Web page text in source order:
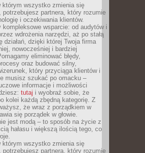
którym wszystko zmienia się
potrzebujesz partnera, który rozumie
i oczekiwania klientów.
kompleksowe wsparcie: od audytów i
wdrożenia narzędzi, aż po stałą
działań, dzięki której Twoja firma
nowocześniej i bardziej
eliminować błędy,
oraz budować silny,
który przyciąga klientów i
musisz szukać po omacku –
informacje i możliwości
tutaj i wyobraź sobie, że
kolei każdą zbędną kategorię. Z
że wraz z porządkiem w
się porządek w głowie.
jest modą – to sposób na życie z
hałasu i większą ilością tego, co
którym wszystko zmienia się
potrzebujesz partnera, który rozumie